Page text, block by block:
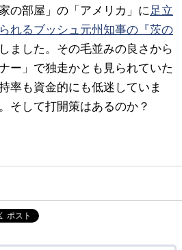
の部屋」の「アメリカ」に足立
れるブッシュ元州知事の『茨の
ました。その毛並みの良さから
ー」で独走かとも見られていた
率も資金的にも低迷していま
そして打開策はあるのか？
ポスト